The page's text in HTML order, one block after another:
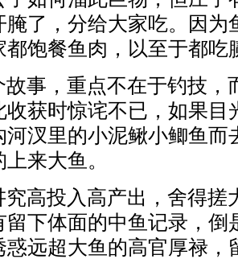
腌了，分给大家吃。因
都饱餐鱼肉，以至于都吃
事，重点不在于钓技，
收获时惊诧不已，如果目
河汊里的小泥鳅小鲫鱼而
来大鱼。
高投入高产出，舍得搓
留下体面的中鱼记录，倒
惑远超大鱼的高官厚禄，